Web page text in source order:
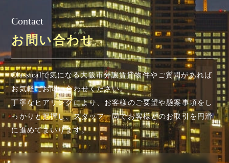
Contact
お問い合わせ
Classicalで気になる大阪市分譲賃貸物件やご質問があれば
お気軽にお問い合わせください。
丁寧なヒアリングにより、お客様のご要望や懸案事項を し
っかりと把握し、スタッフ一同でお客様とのお取引を円滑
に進めてまいります。